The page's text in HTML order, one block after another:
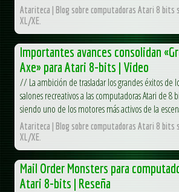
Atariteca | Blog sobre computadoras Atari 8 bits
XL/XE.
Importantes avances consolidan
Axe» para Atari 8-bits | Video
// La ambición de trasladar los grandes éxitos de
salones recreativos a las computadoras Atari de 8
siendo uno de los motores más activos de la
Atariteca | Blog sobre computadoras Atari 8 bits
XL/XE.
Mail Order Monsters para
Atari 8-bits | Reseña